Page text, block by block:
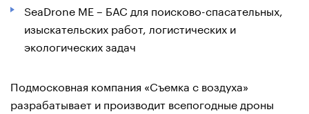
SeaDrone ME – БАС для поисково-спасательных,
изыскательских работ, логистических и
экологических задач
Подмосковная компания «Съемка с воздуха»
разрабатывает и производит всепогодные дроны